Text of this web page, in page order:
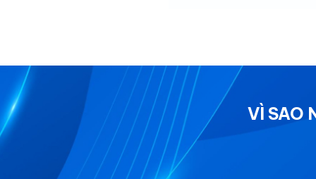
VÌ SAO